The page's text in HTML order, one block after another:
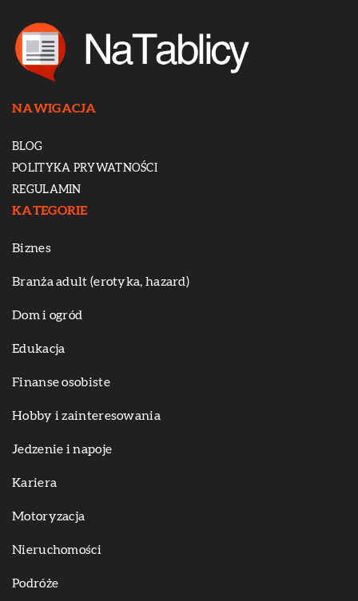
NAWIGACJA
BLOG
POLITYKA PRYWATNOŚCI
REGULAMIN
KATEGORIE
Biznes
Branża adult (erotyka, hazard)
Dom i ogród
Edukacja
Finanse osobiste
Hobby i zainteresowania
Jedzenie i napoje
Kariera
Motoryzacja
Nieruchomości
Podróże